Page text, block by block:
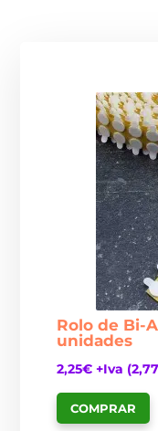
Rolo de Bi-
unidades
2,25€ +Iva (
COMPRAR